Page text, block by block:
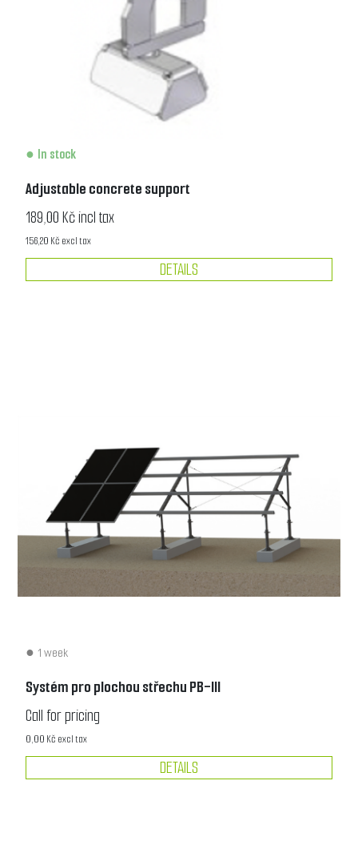
In stock
Adjustable concrete support
189,00 Kč incl tax
156,20 Kč excl tax
DETAILS
1 week
Systém pro plochou střechu PB-III
Call for pricing
0,00 Kč excl tax
DETAILS